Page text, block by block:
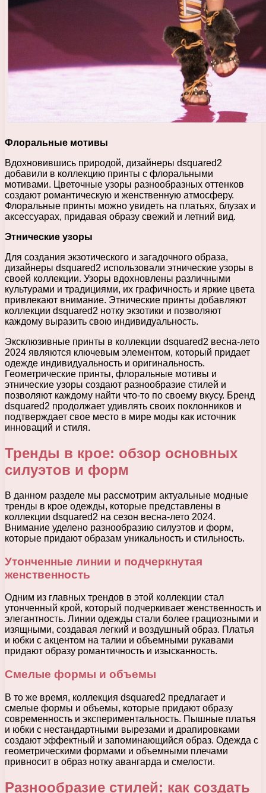
Флоральные мотивы
Вдохновившись природой, дизайнеры dsquared2
добавили в коллекцию принты с флоральными
мотивами. Цветочные узоры разнообразных оттенков
создают романтическую и женственную атмосферу.
Флоральные принты можно увидеть на платьях, блузах и
аксессуарах, придавая образу свежий и летний вид.
Этнические узоры
Для создания экзотического и загадочного образа,
дизайнеры dsquared2 использовали этнические узоры в
своей коллекции. Узоры вдохновлены различными
культурами и традициями, их графичность и яркие цвета
привлекают внимание. Этнические принты добавляют
коллекции dsquared2 нотку экзотики и позволяют
каждому выразить свою индивидуальность.
Эксклюзивные принты в коллекции dsquared2 весна-лето
2024 являются ключевым элементом, который придает
одежде индивидуальность и оригинальность.
Геометрические принты, флоральные мотивы и
этнические узоры создают разнообразие стилей и
позволяют каждому найти что-то по своему вкусу. Бренд
dsquared2 продолжает удивлять своих поклонников и
подтверждает свое место в мире моды как источник
инноваций и стиля.
Тренды в крое: обзор основных
силуэтов и форм
В данном разделе мы рассмотрим актуальные модные
тренды в крое одежды, которые представлены в
коллекции dsquared2 на сезон весна-лето 2024.
Внимание уделено разнообразию силуэтов и форм,
которые придают образам уникальность и стильность.
Утонченные линии и подчеркнутая
женственность
Одним из главных трендов в этой коллекции стал
утонченный крой, который подчеркивает женственность и
элегантность. Линии одежды стали более грациозными и
изящными, создавая легкий и воздушный образ. Платья
и юбки с акцентом на талии и объемными рукавами
придают образу романтичность и изысканность.
Смелые формы и объемы
В то же время, коллекция dsquared2 предлагает и
смелые формы и объемы, которые придают образу
современность и экспериментальность. Пышные платья
и юбки с нестандартными вырезами и драпировками
создают эффектный и запоминающийся образ. Одежда с
геометрическими формами и объемными плечами
привносит в образ нотку авангарда и смелости.
Разнообразие стилей: как создать